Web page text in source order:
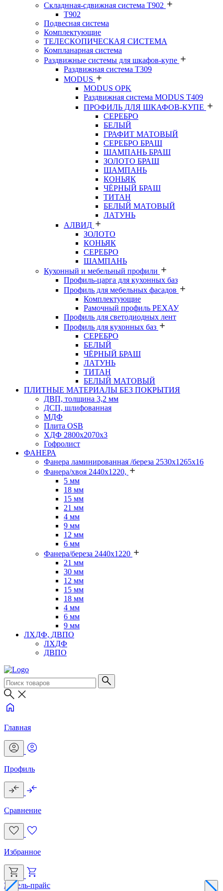
Складнная-сдвижная система Т902
T902
Подвесная система
Комплектующие
ТЕЛЕСКОПИЧЕСКАЯ СИСТЕМА
Компланарная система
Раздвижные системы для шкафов-купе
Раздвижная система Т309
MODUS
MODUS OPK
Раздвижная система MODUS T409
ПРОФИЛЬ ДЛЯ ШКАФОВ-КУПЕ
СЕРЕБРО
БЕЛЫЙ
ГРАФИТ МАТОВЫЙ
СЕРЕБРО БРАШ
ШАМПАНЬ БРАШ
ЗОЛОТО БРАШ
ШАМПАНЬ
КОНЬЯК
ЧЁРНЫЙ БРАШ
ТИТАН
БЕЛЫЙ МАТОВЫЙ
ЛАТУНЬ
АЛВИД
ЗОЛОТО
КОНЬЯК
СЕРЕБРО
ШАМПАНЬ
Кухонный и мебельный профили
Профиль-царга для кухонных баз
Профиль для мебельных фасадов
Комплектующие
Рамочный профиль РЕХАУ
Профиль для светодиодных лент
Профиль для кухонных баз
СЕРЕБРО
БЕЛЫЙ
ЧЁРНЫЙ БРАШ
ЛАТУНЬ
ТИТАН
БЕЛЫЙ МАТОВЫЙ
ПЛИТНЫЕ МАТЕРИАЛЫ БЕЗ ПОКРЫТИЯ
ДВП, толщина 3,2 мм
ДСП, шлифованная
МДФ
Плита OSB
ХДФ 2800х2070х3
Гофролист
ФАНЕРА
Фанера ламинированная /береза 2530х1265х16
Фанера/хвоя 2440х1220,
5 мм
18 мм
15 мм
21 мм
4 мм
9 мм
12 мм
6 мм
Фанера/береза 2440х1220
21 мм
30 мм
12 мм
15 мм
18 мм
4 мм
6 мм
9 мм
ЛХДФ, ДВПО
ЛХДФ
ДВПО
Главная
Профиль
Сравнение
Избранное
Эксель-прайс